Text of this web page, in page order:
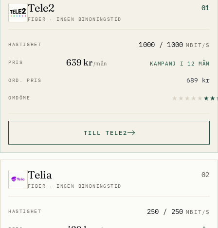
01
Tele2
FIBER · INGEN BINDNINGSTID
1000 / 1000 MBIT/S
639 kr/mån KAMPANJ I 12 MÅN
689 kr
TILL TELE2
02
Telia
FIBER · INGEN BINDNINGSTID
250 / 250 MBIT/S